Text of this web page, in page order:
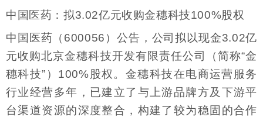
中国医药：拟3.02亿元收购金穗科技100%股权
中国医药（600056）公告，公司拟以现金3.02亿
元收购北京金穗科技开发有限责任公司（简称“金
穗科技”）100%股权。金穗科技在电商运营服务
行业经营多年，已建立了与上游品牌方及下游平
台渠道资源的深度整合，构建了较为稳固的合作